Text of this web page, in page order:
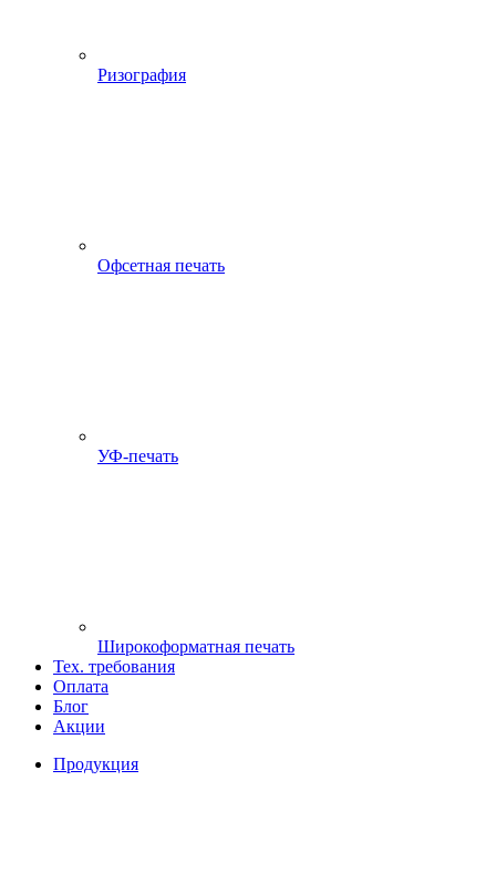
Ризография
Офсетная печать
УФ-печать
Широкоформатная печать
Тех. требования
Оплата
Блог
Акции
Продукция